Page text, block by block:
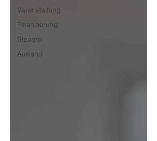
Veranstaltung
Finanzierung
Steuern
Ausland